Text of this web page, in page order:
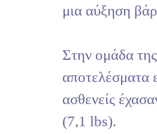
μια αύξηση
Στην ομάδα
αποτελέσματα
ασθενείς
(7,1 lbs).